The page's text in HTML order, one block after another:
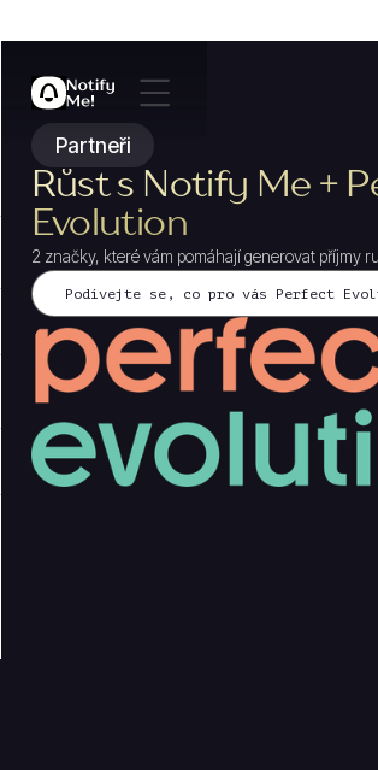
Partneři
Růst s Notify Me +
Evolution
2 značky, které vám pomáhají generovat příjmy
Podívejte se, co pro vás Perfect